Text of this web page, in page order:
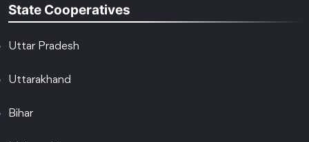
State Cooperatives
Uttar Pradesh
Uttarakhand
Bihar